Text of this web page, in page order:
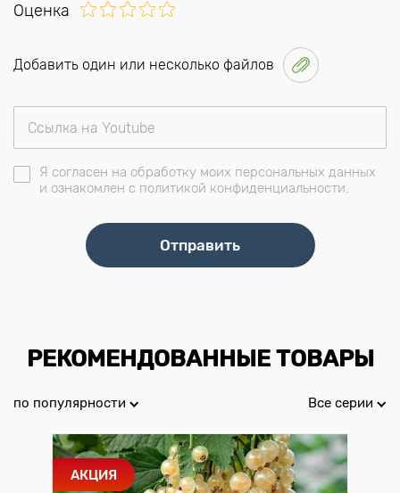
Оценка
Добавить один или несколько файлов
Я согласен на обработку моих персональных данных
и ознакомлен с политикой конфиденциальности.
РЕКОМЕНДОВАННЫЕ ТОВАРЫ
по популярности Все серии
АКЦИЯ